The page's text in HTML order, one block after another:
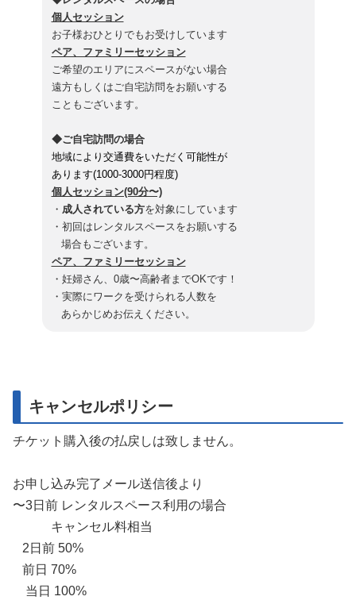
個人セッション
お子様おひとりでもお受けしています
ペア、ファミリーセッション
ご希望のエリアにスペースがない場合
遠方もしくはご自宅訪問をお願いする
こともございます。
◆ご自宅訪問の場合
地域により交通費をいただく 可能性が
あります(1000-3000円程度)
個人セッション(90分〜)
・ 成人されている方を対象にしています
・初回はレンタルスペースをお願いする
場合もございます。
ペア、ファミリーセッション
・妊婦さん、0歳〜高齢者までOKです！
・実際にワークを受けられる人数を
あらかじめお伝えください。
キャンセルポリシー
チケット購入後の払戻しは致しません。
お申し込み完了メール送信後より
〜3日前 レンタルスペース利用の場合
キャンセル料相当
2日前 50%
前日 70%
当日 100%